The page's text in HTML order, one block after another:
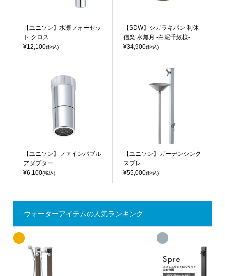
【ユニソン】水凛フォーセッ
ト クロス
¥12,100(税込)
【SDW】シガラキパン 利休
信楽 水無月 -白泥千紋様-
¥34,900(税込)
【ユニソン】ファインバブル
アダプター
¥6,100(税込)
【ユニソン】ガーデンシンク
スプレ
¥55,000(税込)
ウォーターアイテムの人気ランキング